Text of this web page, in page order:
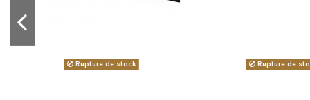
Rupture de stock Rupture de